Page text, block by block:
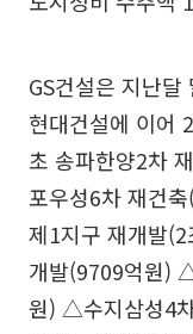
GS건설은 지난
현대건설에 이어
초 송파한양2차
포우성6차 재건
제1지구 재개발
개발(9709억원)
원) △수지삼성4